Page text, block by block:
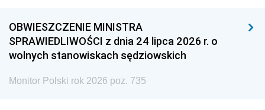
OBWIESZCZENIE MINISTRA
SPRAWIEDLIWOŚCI z dnia 24 lipca 2026 r. o
wolnych stanowiskach sędziowskich
Monitor Polski rok 2026 poz. 735